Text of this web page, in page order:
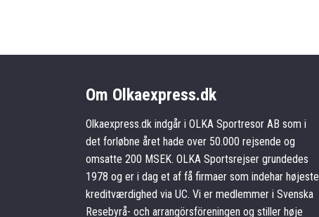
Om Olkaexpress.dk
Olkaexpress.dk indgår i OLKA Sportresor AB som i
det forløbne året hade over 50.000 rejsende og
omsatte 200 MSEK. OLKA Sportsrejser grundedes
1978 og er i dag et af få firmaer som indehar højeste
kreditværdighed via UC. Vi er medlemmer i Svenska
Resebyrå- och arrangörsföreningen og stiller høje